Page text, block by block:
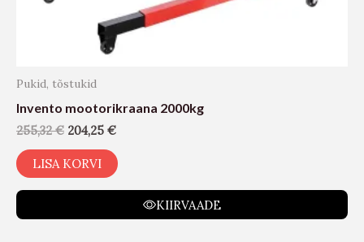
Pukid, tõstukid
Invento mootorikraana 2000kg
255,32€ 204,25 €
LISA KORVI
KIIRVAADE